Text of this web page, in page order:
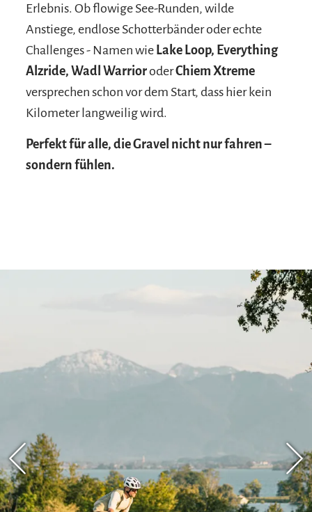
Erlebnis. Ob flowige See-Runden, wilde
Anstiege, endlose Schotterbänder oder echte
Challenges - Namen wie Lake Loop, Everything
Alzride, Wadl WarrioroderChiem Xtreme
versprechen schon vor dem Start, dass hier kein
Kilometer langweilig wird.
Perfekt für alle, die Gravel nicht nur fahren –
sondern fühlen.